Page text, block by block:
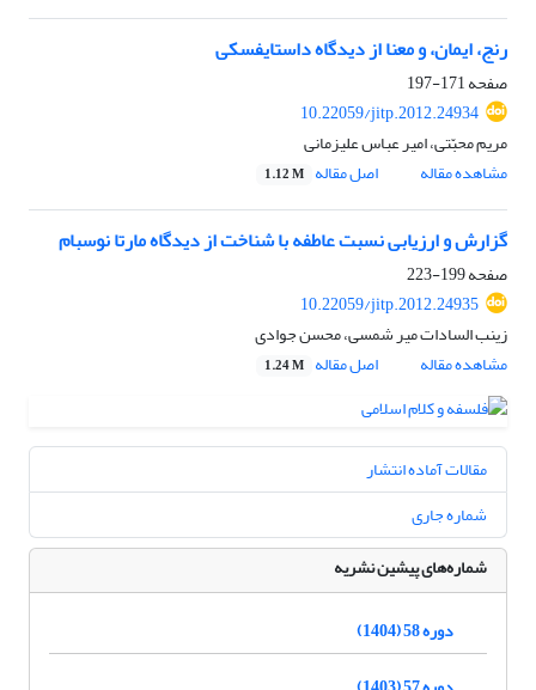
رنج، ایمان، و معنا از دیدگاه داستایفسکی
صفحه171-197
10.22059/jitp.2012.24934
مریم محبّتی، امیر عباس علیزمانی
مشاهده مقاله
اصل مقاله 1.12 M
گزارش و ارزیابی نسبت عاطفه با شناخت از دیدگاه مارتا نوسبام
صفحه199-223
10.22059/jitp.2012.24935
زینب السادات میر شمسی، محسن جوادی
مشاهده مقاله
اصل مقاله 1.24 M
مقالات آماده انتشار
شماره جاری
شماره‌های پیشین نشریه
دوره 58 (1404)